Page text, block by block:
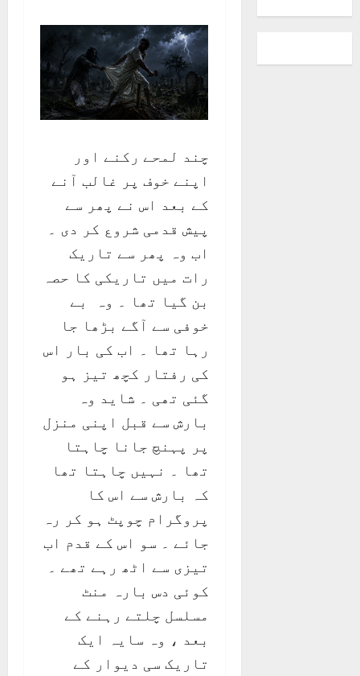
چند لمحے رکنے اور
اپنے خوف پر غالب آنے
کے بعد اس نے پھر سے
پیش قدمی شروع کر دی ۔
اب وہ پھر سے تاریک
رات میں تاریکی کا حصہ
بن گیا تھا ۔ وہ بے
خوفی سے آگے بڑھا جا
رہا تھا ۔ اب کی بار اس
کی رفتار کچھ تیز ہو
گئی تھی ۔ شاید وہ
بارش سے قبل اپنی منزل
پر پہنچ جانا چاہتا
تھا ۔ نہیں چاہتا تھا
کہ بارش سے اس کا
پروگرام چوپٹ ہو کر رہ
جائے ۔ سو اس کے قدم اب
تیزی سے اٹھ رہے تھے ۔
کوئی دس بارہ منٹ
مسلسل چلتے رہنے کے
بعد ، وہ سایہ ایک
تاریک سی دیوار کے